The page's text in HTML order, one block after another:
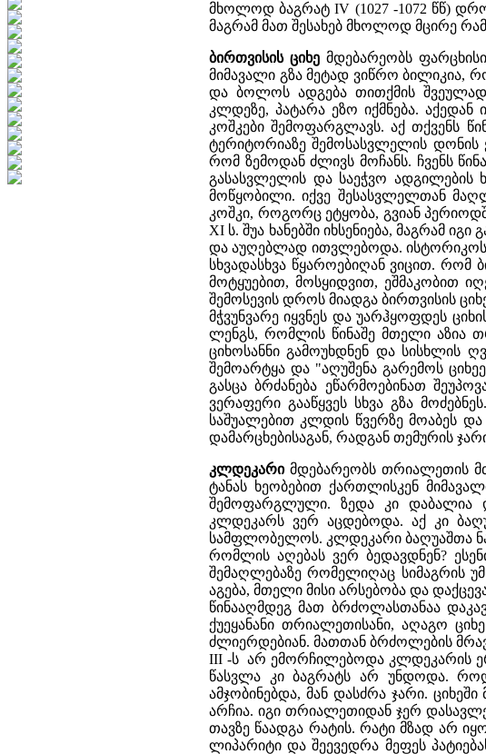
მხოლოდ ბაგრატ IV (1027 -1072 წწ)
მაგრამ მათ შესახებ მხოლოდ მცირე
ბირთვისის ციხე მდებარეობს
მიმავალი გზა მეტად ვიწრო
და ბოლოს ადგება თითქმის
კლდეზე, პატარა ეზო იქმნება. აქედან
კოშკები შემოფარგლავს. აქ თქვენს
ტერიტორიაზე შემოსასვლელის დონის
რომ ზემოდან ძლივს მოჩანს. ჩვენს
გასასვლელის და საეჭვო ადგილების
მოწყობილი. იქვე შესასვლელთან
კოშკი, როგორც ეტყობა, გვიან
XI ს. შუა ხანებში იხსენიება, მაგრამ
და აუღებლად ითვლებოდა.
სხვადასხვა წყაროებიღან ვიცით.
მოტყუებით, მოსყიდვით, ეშმაკობით
შემოსევის დროს მიადგა ბირთვისის
მჭვუნვარე იყვნეს და უარჰყოფდეს
ლენგს, რომლის წინაშე მთელი აზია
ციხოსანნი გამოუხდნენ და სისხლის
შემოარტყა და "აღუშენა გარემოს
გასცა ბრძანება ეწარმოებინათ
ვერაფერი გააწყვეს სხვა გზა
საშუალებით კლდის წვერზე მოაბეს
დამარცხებისაგან, რადგან თემურის
კლდეკარიმდებარეობს თრიალეთის
ტანას ხეობებით ქართლისკენ
შემოფარგლული. ზედა კი დაბალია
კლდეკარს ვერ აცდებოდა. აქ კი
სამფლობელოს. კლდეკარი ბაღუაშთა
რომლის აღებას ვერ ბედავდნენ?
შემაღლებაზე რომელიღაც სიმაგრის
აგება, მთელი მისი არსებობა და
წინააღმდეგ მათ ბრძოლასთანაა
ქუეყანანი თრიალეთისანი, აღაგო
ძლიერდებიან. მათთან ბრძოლების
III -ს არ ემორჩილებოდა კლდეკარის
წასვლა კი ბაგრატს არ უნდოდა.
ამჯობინებდა, მან დასძრა ჯარი.
არჩია. იგი თრიალეთიდან ჯერ
თავზე წაადგა რატის. რატი მზად არ
ლიპარიტი და შეევედრა მეფეს